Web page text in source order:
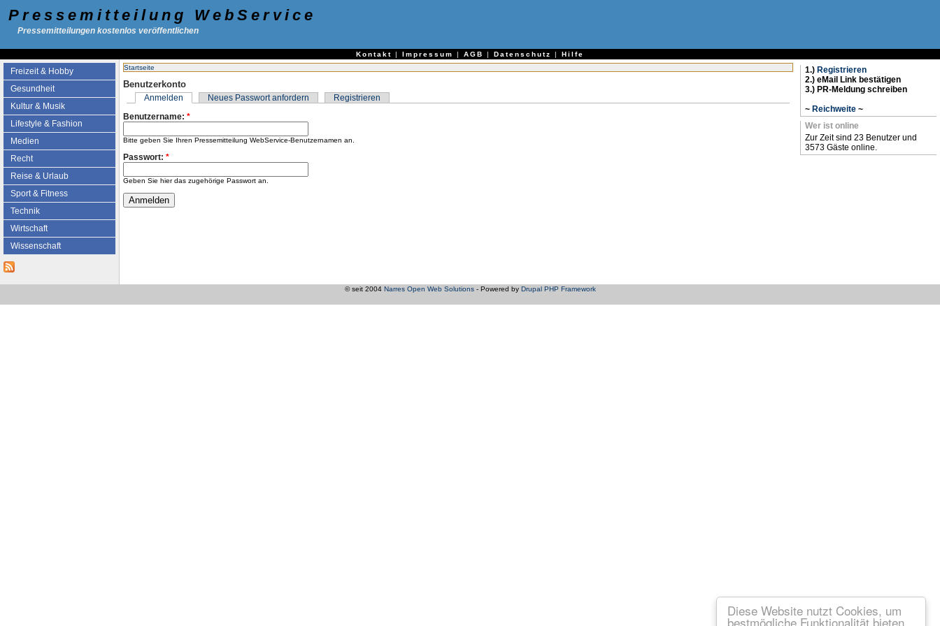
Diese Website nutzt Cookies, um
bestmögliche Funktionalität bieten
Pressemitteilung WebService
Pressemitteilungen kostenlos veröffentlichen
Kontakt | Impressum | AGB | Datenschutz | Hilfe
Freizeit & Hobby
Gesundheit
Kultur & Musik
Lifestyle & Fashion
Medien
Recht
Reise & Urlaub
Sport & Fitness
Technik
Wirtschaft
Wissenschaft
Startseite
Benutzerkonto
Anmelden Neues Passwort anfordern
Registrieren
Benutzername: *
Bitte geben Sie Ihren Pressemitteilung WebService-Benutzernamen an.
Passwort: *
Geben Sie hier das zugehörige Passwort an.
1.) Registrieren
2.) eMail Link bestätigen
3.) PR-Meldung schreiben
~ Reichweite ~
Wer ist online
Zur Zeit sind 23 Benutzer und
3573 Gäste online.
© seit 2004 Narres Open Web Solutions- Powered by Drupal PHP Framework